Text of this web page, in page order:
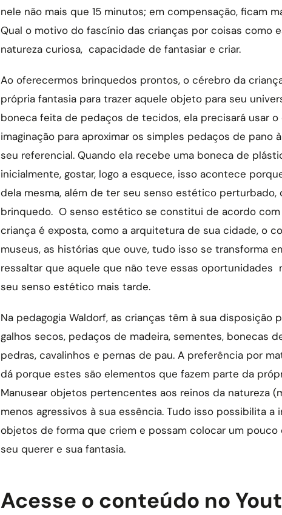
nele não mais que 15 minutos; em compensação, ficam
Qual o motivo do fascínio das crianças por coisas como
natureza curiosa, capacidade de fantasiar e criar.
Ao oferecermos brinquedos prontos, o cérebro da
própria fantasia para trazer aquele objeto para seu
boneca feita de pedaços de tecidos, ela precisará usar
imaginação para aproximar os simples pedaços de pano
seu referencial. Quando ela recebe uma boneca de
inicialmente, gostar, logo a esquece, isso acontece
dela mesma, além de ter seu senso estético
brinquedo. O senso estético se constitui de acordo
criança é exposta, como a arquitetura de sua cidade, o
museus, as histórias que ouve, tudo isso se transforma
ressaltar que aquele que não teve essas oportunidades
seu senso estético mais tarde.
Na pedagogia Waldorf, as crianças têm à sua disposição
galhos secos, pedaços de madeira, sementes, bonecas
pedras, cavalinhos e pernas de pau. A preferência por
dá porque estes são elementos que fazem parte da
Manusear objetos pertencentes aos reinos da natureza
menos agressivos à sua essência. Tudo isso possibilita
objetos de forma que criem e possam colocar um pouco
seu querer e sua fantasia.
Acesse o conteúdo no